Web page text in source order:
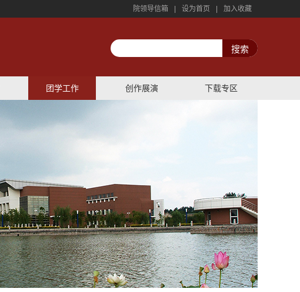
院领导信箱 设为首页 加入收藏
团学工作 创作展演 下载专区